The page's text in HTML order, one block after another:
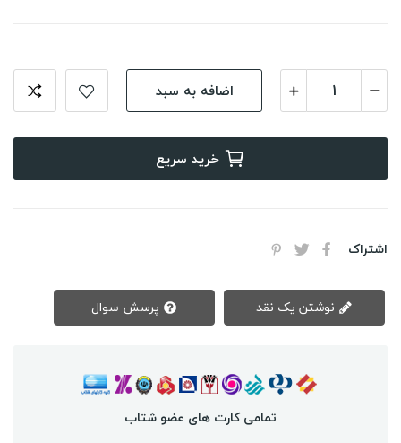
اضافه به سبد
خرید سریع
اشتراک
تمامی کارت های عضو شتاب